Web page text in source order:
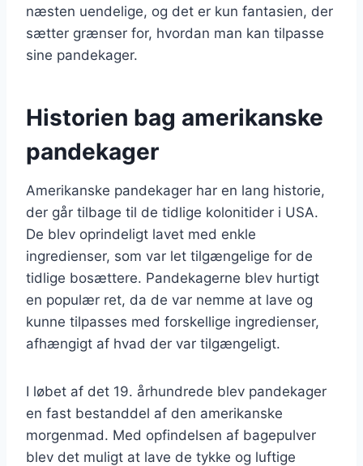
næsten uendelige, og det er kun fantasien, der
sætter grænser for, hvordan man kan tilpasse
sine pandekager.
Historien bag amerikanske
pandekager
Amerikanske pandekager har en lang historie,
der går tilbage til de tidlige kolonitider i USA.
De blev oprindeligt lavet med enkle
ingredienser, som var let tilgængelige for de
tidlige bosættere. Pandekagerne blev hurtigt
en populær ret, da de var nemme at lave og
kunne tilpasses med forskellige ingredienser,
afhængigt af hvad der var tilgængeligt.
I løbet af det 19. århundrede blev pandekager
en fast bestanddel af den amerikanske
morgenmad. Med opfindelsen af bagepulver
blev det muligt at lave de tykke og luftige